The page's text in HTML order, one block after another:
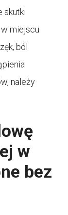
skutki
miejscu
ból
należy
w
bez